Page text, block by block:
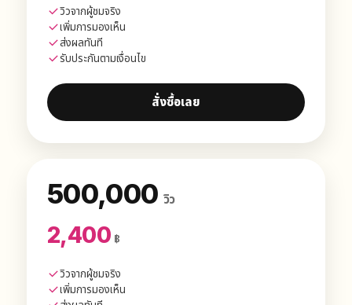
วิวจากผู้ชมจริง
เพิ่มการมองเห็น
ส่งผลทันที
รับประกันตามเงื่อนไข
สั่งซื้อเลย
500,000 วิว
2,400 ฿
วิวจากผู้ชมจริง
เพิ่มการมองเห็น